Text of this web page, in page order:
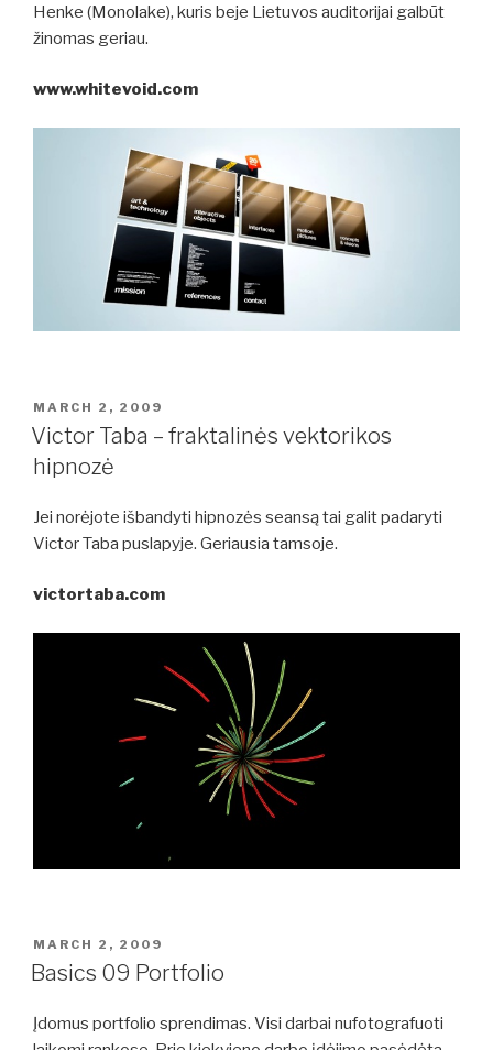
Henke (Monolake), kuris beje Lietuvos auditorijai galbūt
žinomas geriau.
www.whitevoid.com
POSTED
ON
MARCH 2, 2009
Victor Taba – fraktalinės vektorikos
hipnozė
Jei norėjote išbandyti hipnozės seansą tai galit padaryti
Victor Taba puslapyje. Geriausia tamsoje.
victortaba.com
POSTED
ON
MARCH 2, 2009
Basics 09 Portfolio
Įdomus portfolio sprendimas. Visi darbai nufotografuoti